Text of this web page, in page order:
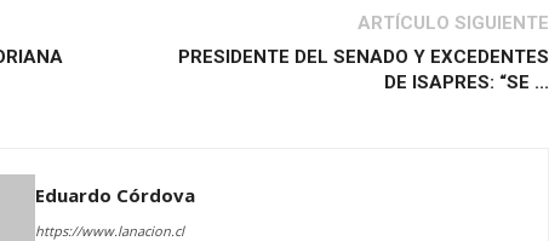
ARTÍCULO SIGUIENTE
PRESIDENTE DEL SENADO Y EXCEDENTES
DE ISAPRES: “SE ...
Eduardo Córdova
https://www.lanacion.cl